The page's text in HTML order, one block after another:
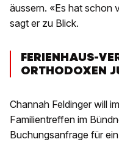
äussern. «Es hat schon
sagt er zu Blick.
FERIENHAUS-
ORTHODOXEN
Channah Feldinger will
Familientreffen im
Buchungsanfrage für